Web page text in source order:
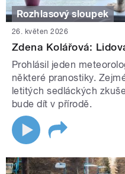
Rozhlasový sloupek
26. květen 2026
Zdena Kolářová:
Prohlásil jeden
některé pranostiky.
letitých sedláckých
bude dít v přírodě.